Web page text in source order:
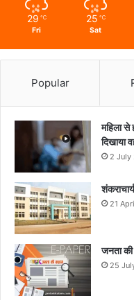
29 ℃
Fri
25 ℃
Sat
Popular
महिला
दिखाया
2 July
21
जनता
25